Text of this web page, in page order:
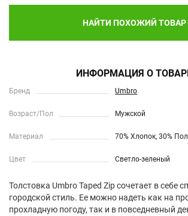
НАЙТИ ПОХОЖИЙ ТОВАР
ИНФОРМАЦИЯ О
Бренд Umbro
Возраст/Пол Мужской
Материал 70% Хлопок, 30%
Цвет Светло-зеленый
Толстовка Umbro Taped Zip сочетает в себе
городской стиль. Ее можно надеть как на
прохладную погоду, так и в повседневный